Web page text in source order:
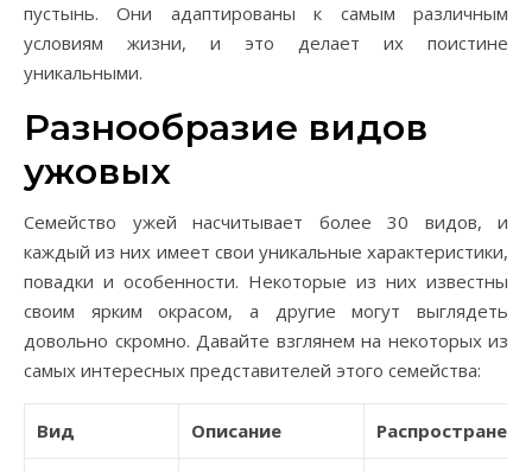
пустынь. Они адаптированы к самым различным
условиям жизни, и это делает их поистине
уникальными.
Разнообразие видов
ужовых
Семейство ужей насчитывает более 30 видов, и
каждый из них имеет свои уникальные характеристики,
повадки и особенности. Некоторые из них известны
своим ярким окрасом, а другие могут выглядеть
довольно скромно. Давайте взглянем на некоторых из
самых интересных представителей этого семейства:
Вид Описание